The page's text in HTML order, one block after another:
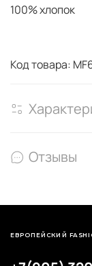
100% хлопок
Код товара:
Отзывы
ЕВРОПЕЙСКИЙ